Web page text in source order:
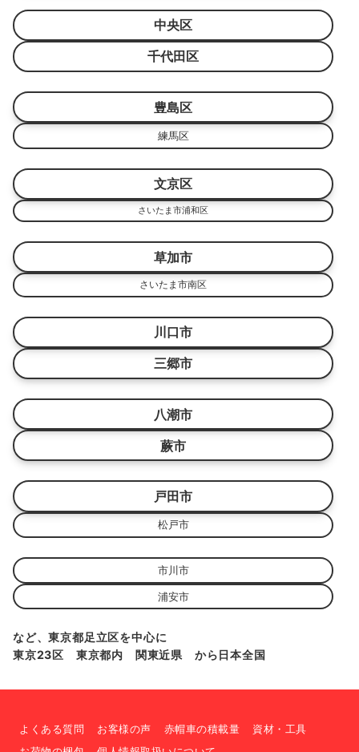
中央区
千代田区
豊島区
練馬区
文京区
さいたま市浦和区
草加市
さいたま市南区
川口市
三郷市
八潮市
蕨市
戸田市
松戸市
市川市
浦安市
など、東京都足立区を中心に
東京23区 東京都内 関東近県 から日本全国
よくある質問 お客様の声 赤帽車の積載量
資材・工具